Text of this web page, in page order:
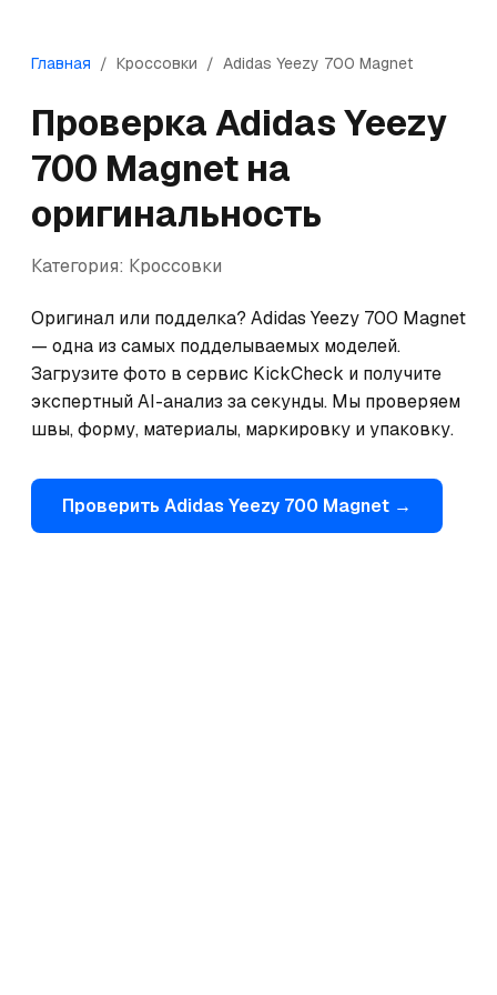
Главная / Кроссовки / Adidas Yeezy 700 Magnet
ПроверкаAdidasYeezy
700 Magnet на
оригинальность
Категория: Кроссовки
Оригинал или подделка? Adidas Yeezy 700 Magnet
— одна из самых подделываемых моделей.
Загрузите фото в сервис KickCheck и получите
экспертный AI-анализ за секунды. Мы проверяем
швы, форму, материалы, маркировку и упаковку.
Проверить Adidas Yeezy 700 Magnet →